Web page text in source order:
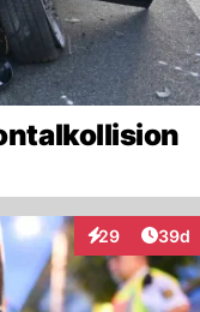
29
Interaktionen
39d